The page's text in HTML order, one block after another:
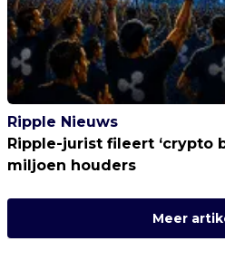
Ripple Nieuws
Ripple-jurist fileert ‘crypto
miljoen houders
Meer